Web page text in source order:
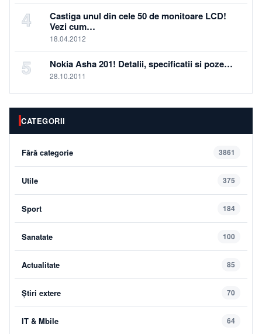
4
Castiga unul din cele 50 de monitoare LCD!
Vezi cum…
18.04.2012
5 Nokia Asha 201! Detalii, specificatii si poze…
28.10.2011
CATEGORII
Fără categorie 3861
Utile 375
Sport 184
Sanatate 100
Actualitate 85
Știri extere 70
IT & Mbile 64